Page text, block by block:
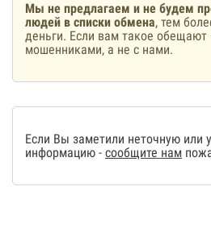
Мы не предлагаем и не будем
людей в списки обмена, тем
деньги. Если вам такое
мошенниками, а не с нами.
Если Вы заметили неточную или
информацию - сообщите нам